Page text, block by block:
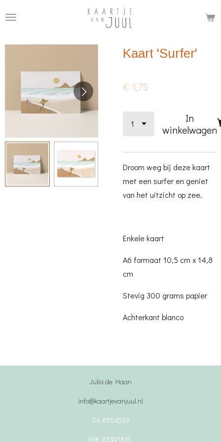
Kaart 'Surfer'
€ 1,75
In
winkelwagen
Droom weg bij deze kaart
met een surfer en geniet
van het uitzicht op zee.
Enkele kaart
A6 formaat 10,5 cm x 14,8
cm
Stevig 300 grams papier
Achterkant blanco
Julia de Haan
info@kaartjevanjuul.nl
06 41154529
KVK: 85921815